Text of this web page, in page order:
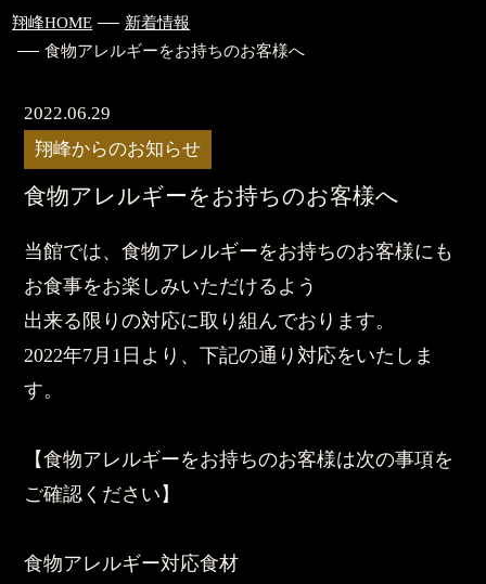
翔峰HOME
新着情報
食物アレルギーをお持ちのお客様へ
2022.06.29
翔峰からのお知らせ
食物アレルギーをお持ちのお客様へ
当館では、食物アレルギーをお持ちのお客様にも
お食事をお楽しみいただけるよう
出来る限りの対応に取り組んでおります。
2022年7月1日より、下記の通り対応をいたしま
す。
【食物アレルギーをお持ちのお客様は次の事項を
ご確認ください】
食物アレルギー対応食材